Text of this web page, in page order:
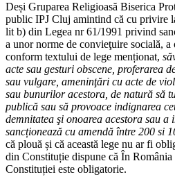
Deși Gruparea Religioasă Biserica
public IPJ Cluj amintind că cu privire
lit b) din Legea nr 61/1991 privind
a unor norme de convieţuire socială,
conform textului de lege menționat,
acte sau gesturi obscene, proferarea
sau vulgare, ameninţări cu acte de
sau bunurilor acestora, de natură să
publică sau să provoace indignarea
demnitatea şi onoarea acestora sau
sancționează cu amendă între 200 si
că plouă și că această lege nu ar fi
din Constituție dispune că În România
Constituției este obligatorie.